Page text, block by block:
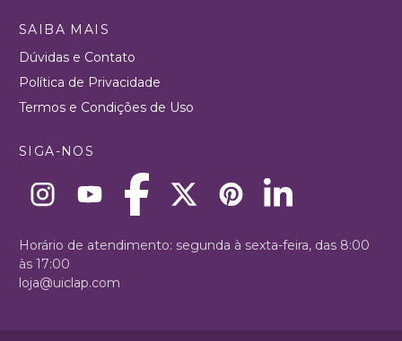
SAIBA MAIS
Dúvidas e Contato
Política de Privacidade
Termos e Condições de Uso
SIGA-NOS
Horário de atendimento: segunda à sexta-feira, das 8:00
às 17:00
loja@uiclap.com